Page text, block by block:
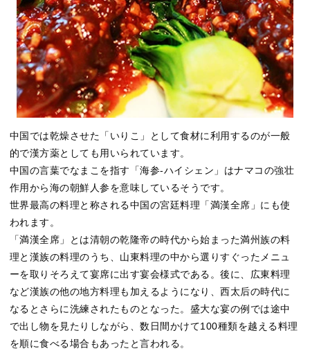
中国では乾燥させた「いりこ」として食材に利用するのが一般
的で漢方薬としても用いられています。
中国の言葉でなまこを指す「海参-ハイシェン」はナマコの強壮
作用から海の朝鮮人参を意味しているそうです。
世界最高の料理と称される中国の宮廷料理「満漢全席」にも使
われます。
「満漢全席」とは清朝の乾隆帝の時代から始まった満州族の料
理と漢族の料理のうち、山東料理の中から選りすぐったメニュ
ーを取りそろえて宴席に出す宴会様式である。後に、広東料理
など漢族の他の地方料理も加えるようになり、西太后の時代に
なるとさらに洗練されたものとなった。盛大な宴の例では途中
で出し物を見たりしながら、数日間かけて100種類を越える料理
を順に食べる場合もあったと言われる。